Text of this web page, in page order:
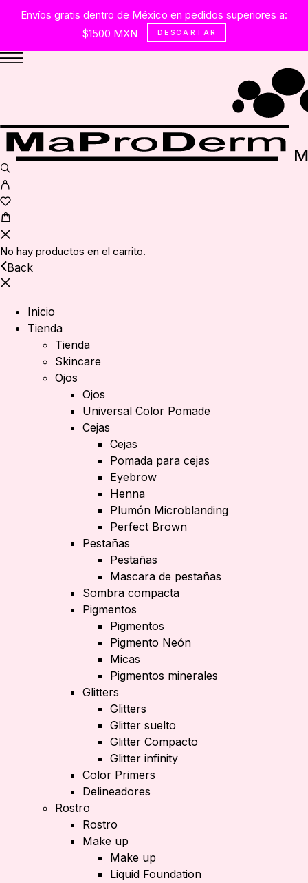
Envíos gratis dentro de México en pedidos superiores a:
$1500 MXN
DESCARTAR
No hay productos en el carrito.
Back
Inicio
Tienda
Tienda
Skincare
Ojos
Ojos
Universal Color Pomade
Cejas
Cejas
Pomada para cejas
Eyebrow
Henna
Plumón Microblanding
Perfect Brown
Pestañas
Pestañas
Mascara de pestañas
Sombra compacta
Pigmentos
Pigmentos
Pigmento Neón
Micas
Pigmentos minerales
Glitters
Glitters
Glitter suelto
Glitter Compacto
Glitter infinity
Color Primers
Delineadores
Rostro
Rostro
Make up
Make up
Liquid Foundation